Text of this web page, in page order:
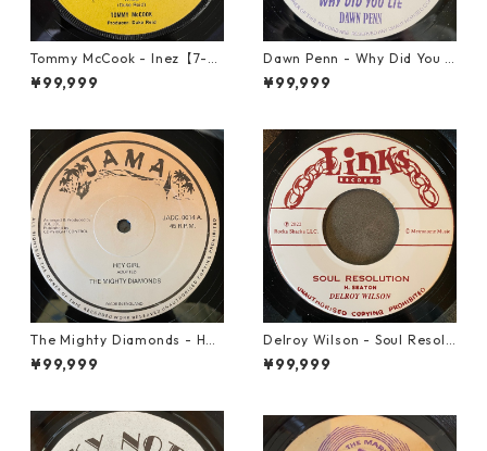
Tommy McCook - Inez【7-21
840】
¥99,999
Dawn Penn - Why Did You Li
e【7-21938】
¥99,999
The Mighty Diamonds - Hey
Girl【12-50053】
¥99,999
Delroy Wilson - Soul Resolu
tion【7-21935】
¥99,999